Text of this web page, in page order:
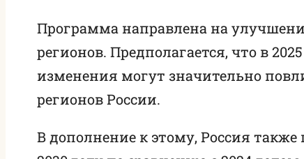
Программа направлена на
регионов. Предполагается, что в
изменения могут значительно
регионов России.
В дополнение к этому, Россия